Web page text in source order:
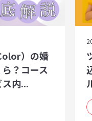
）の婚
？コース
内...